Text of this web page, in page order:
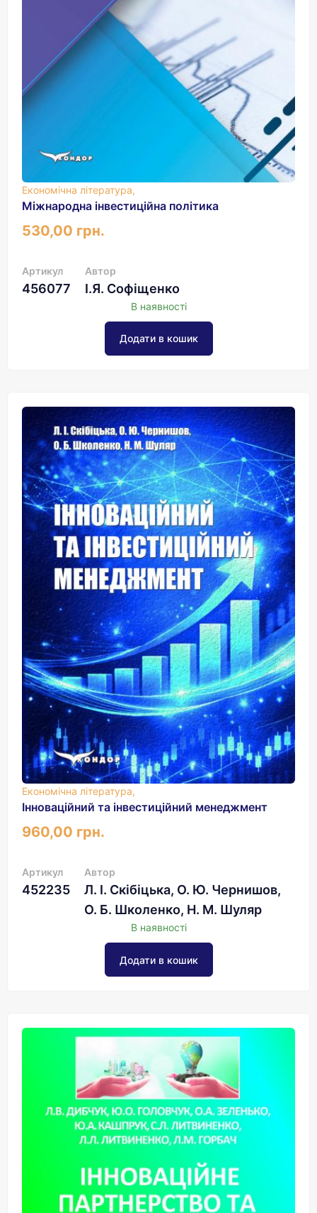
Економічна література,
Міжнародна інвестиційна політика
530,00 грн.
Артикул
456077
Автор
І.Я. Софіщенко
В наявності
Економічна література,
Інноваційний та інвестиційний менеджмент
960,00 грн.
Артикул
452235
Автор
Л. І. Скібіцька, О. Ю. Чернишов,
О. Б. Школенко, Н. М. Шуляр
В наявності